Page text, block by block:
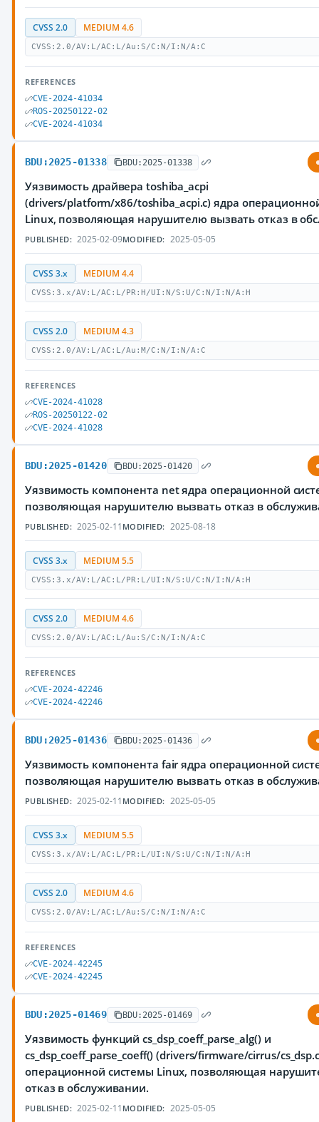
CVSS 2.0 MEDIUM 4.6
CVSS:2.0/AV:L/AC:L/Au:S/C:N/I:N/A:C
REFERENCES
CVE-2024-41034
ROS-20250122-02
CVE-2024-41034
BDU:2025-01338 BDU:2025-01338
Уязвимость драйвера toshiba_acpi
(drivers/platform/x86/toshiba_acpi.c) ядра
Linux, позволяющая нарушителю вызвать отказ в
PUBLISHED: 2025-02-09MODIFIED: 2025-05-05
CVSS 3.x MEDIUM 4.4
CVSS:3.x/AV:L/AC:L/PR:H/UI:N/S:U/C:N/I:N/A:H
CVSS 2.0 MEDIUM 4.3
CVSS:2.0/AV:L/AC:L/Au:M/C:N/I:N/A:C
REFERENCES
CVE-2024-41028
ROS-20250122-02
CVE-2024-41028
BDU:2025-01420 BDU:2025-01420
Уязвимость компонента net ядра операционной
позволяющая нарушителю вызвать отказ в
PUBLISHED: 2025-02-11 MODIFIED: 2025-08-18
CVSS 3.x MEDIUM 5.5
CVSS:3.x/AV:L/AC:L/PR:L/UI:N/S:U/C:N/I:N/A:H
CVSS 2.0 MEDIUM 4.6
CVSS:2.0/AV:L/AC:L/Au:S/C:N/I:N/A:C
REFERENCES
CVE-2024-42246
CVE-2024-42246
BDU:2025-01436 BDU:2025-01436
Уязвимость компонента fair ядра операционной
позволяющая нарушителю вызвать отказ в
PUBLISHED: 2025-02-11 MODIFIED: 2025-05-05
CVSS 3.x MEDIUM 5.5
CVSS:3.x/AV:L/AC:L/PR:L/UI:N/S:U/C:N/I:N/A:H
CVSS 2.0 MEDIUM 4.6
CVSS:2.0/AV:L/AC:L/Au:S/C:N/I:N/A:C
REFERENCES
CVE-2024-42245
CVE-2024-42245
BDU:2025-01469 BDU:2025-01469
Уязвимость функций cs_dsp_coeff_parse_alg() и
cs_dsp_coeff_parse_coeff() (drivers/firmware/cirrus/
операционной системы Linux, позволяющая
отказ в обслуживании.
PUBLISHED: 2025-02-11 MODIFIED: 2025-05-05